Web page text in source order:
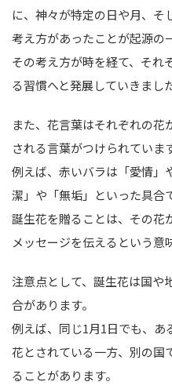
に、神々が特定の日や月、そ
考え方があったことが起源の
その考え方が時を経て、それ
る習慣へと発展していきまし
また、花言葉はそれぞれの
される言葉がつけられていま
例えば、赤いバラは「愛情」
潔」や「無垢」といった具合
誕生花を贈ることは、その花
メッセージを伝えるという意
注意点として、誕生花は国や
合があります。
例えば、同じ1月1日でも、あ
花とされている一方、別の国
ることがあります。